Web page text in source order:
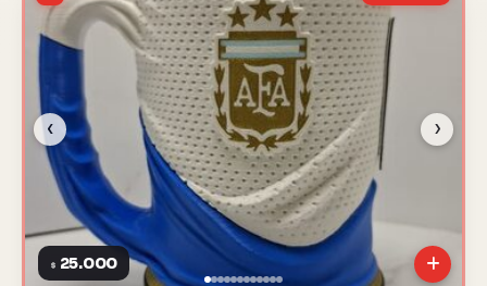
‹ ›
$ 25.000